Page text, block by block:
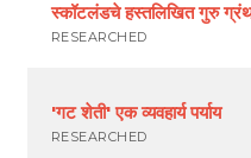
स्कॉटलंडचे हस्तलिखित गुरु ग्रंथ
RESEARCHED
'गट शेती' एक व्यवहार्य पर्याय
RESEARCHED